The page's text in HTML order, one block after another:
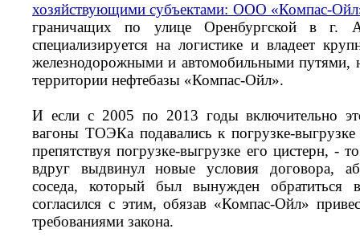
хозяйствующими субъектами: ООО «Компас-
граничащих по улице Оренбургской в г.
специализируется на логистике и владеет
железнодорожными и автомобильными путями,
территории нефтебазы «Компас-Ойл».
И если с 2005 по 2013 годы включительно
вагоны ТОЭКа подавались к погрузке-
препятствуя погрузке-выгрузке его цистерн, -
вдруг выдвинул новые условия договора,
соседа, который был вынужден
согласился с этим, обязав «Компас-Ойл»
требованиями закона.